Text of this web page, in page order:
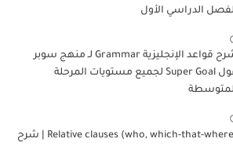
الدراسي الأول
شرح قواعد الإنجليزية Grammar لـ منهج سوبر
قول Super Goal لجميع مستويات المرحلة
Relative clauses (who, which-that-where) | شرح